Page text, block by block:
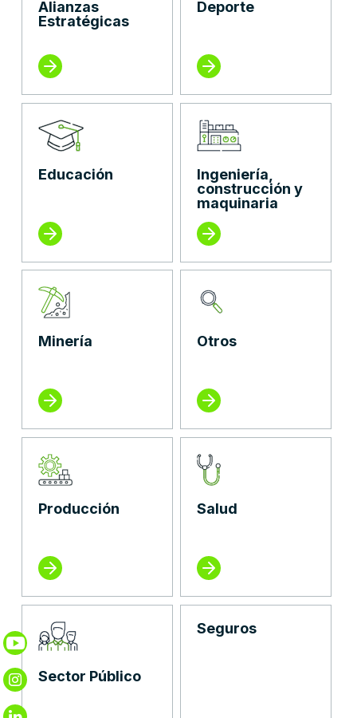
Alianzas
Estratégicas
Deporte
Educación
Ingeniería,
construcción y
maquinaria
Minería Otros
Producción Salud
Sector Público
Seguros